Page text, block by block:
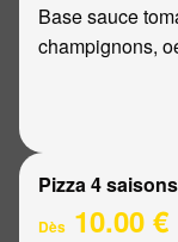
Base sauce
champignons,
Pizza 4 saisons
Dès 10.00 €